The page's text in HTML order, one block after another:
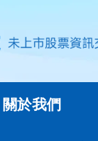
關於我們